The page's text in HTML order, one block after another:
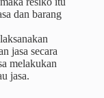
dan barang
jasa secara
melakukan
jasa.